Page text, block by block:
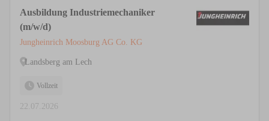
Ausbildung Industriemechaniker
(m/w/d)
Jungheinrich Moosburg AG Co. KG
Landsberg am Lech
Vollzeit
22.07.2026